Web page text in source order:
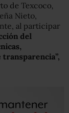
de Texcoco,
Nieto,
al participar
del